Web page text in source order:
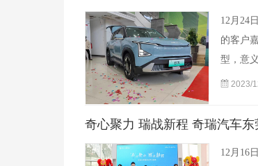
12月24
的客户
型，意
2023/
奇心聚力 瑞战新程 奇瑞汽车
12月16